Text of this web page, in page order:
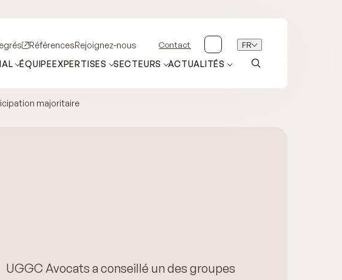
RéférencesRejoignez-nous Contact FR
ÉQUIPEEXPERTISES SECTEURS ACTUALITÉS
majoritaire
UGGC Avocats a conseillé un des groupes